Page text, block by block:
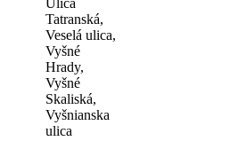
Ulica
Tatranská,
Veselá ulica,
Vyšné
Hrady,
Vyšné
Skaliská,
Vyšnianska
ulica